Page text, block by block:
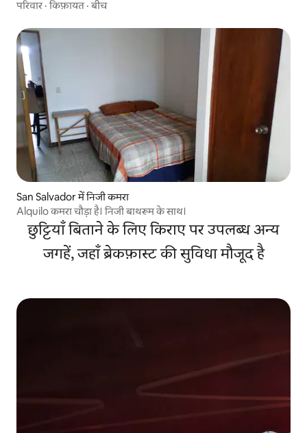
परिवार ·किफ़ायत ·बीच
San Salvador में निजी कमरा
Alquilo कमरा चौड़ा है। निजी बाथरूम के साथ।
छुट्टियाँ बिताने के लिए किराए पर उपलब्ध अन्य
जगहें, जहाँ ब्रेकफ़ास्ट की सुविधा मौजूद है